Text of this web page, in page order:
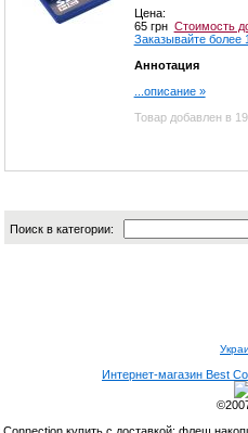
Цена:
65 грн Стоимость
Заказывайте более
Аннотация
...описание »
Товар добавлен в
Поиск в категории:
Интернет-магазин Best